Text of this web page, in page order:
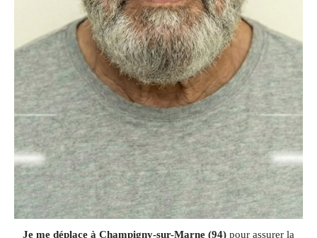
Je me déplace à Champigny-sur-Marne (94) pour assurer la